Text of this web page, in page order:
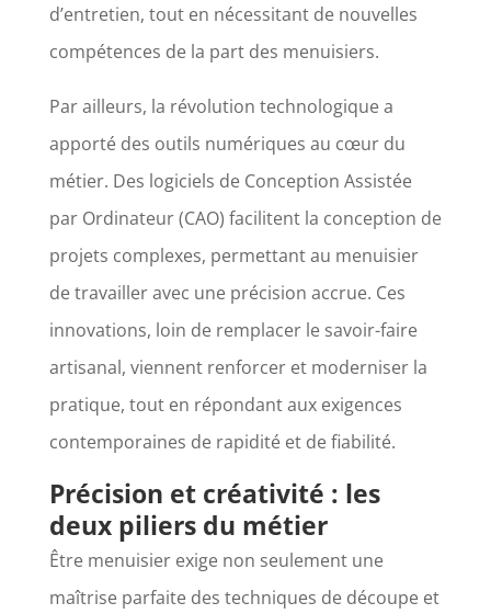
d’entretien, tout en nécessitant de nouvelles
compétences de la part des menuisiers.
Par ailleurs, la révolution technologique a
apporté des outils numériques au cœur du
métier. Des logiciels de Conception Assistée
par Ordinateur (CAO) facilitent la conception de
projets complexes, permettant au menuisier
de travailler avec une précision accrue. Ces
innovations, loin de remplacer le savoir-faire
artisanal, viennent renforcer et moderniser la
pratique, tout en répondant aux exigences
contemporaines de rapidité et de fiabilité.
Précision et créativité : les
deux piliers du métier
Être menuisier exige non seulement une
maîtrise parfaite des techniques de découpe et